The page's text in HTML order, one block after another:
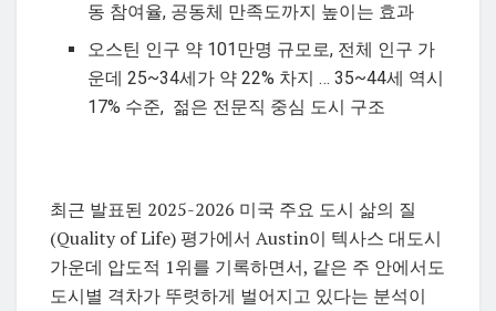
동 참여율, 공동체 만족도까지 높이는 효과
오스틴 인구 약 101만명 규모로, 전체 인구 가
운데 25~34세가 약 22% 차지 … 35~44세 역시
17% 수준, 젊은 전문직 중심 도시 구조
최근 발표된 2025-2026 미국 주요 도시 삶의 질
(Quality of Life) 평가에서 Austin이 텍사스 대도시
가운데 압도적 1위를 기록하면서, 같은 주 안에서도
도시별 격차가 뚜렷하게 벌어지고 있다는 분석이